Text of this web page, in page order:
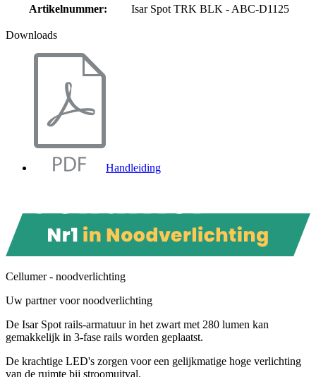
Artikelnummer: Isar Spot TRK BLK - ABC-D1125
Downloads
Handleiding
Cellumer - noodverlichting
Uw partner voor noodverlichting
De Isar Spot rails-armatuur in het zwart met 280 lumen kan
gemakkelijk in 3-fase rails worden geplaatst.
De krachtige LED's zorgen voor een gelijkmatige hoge verlichting
van de ruimte bij stroomuitval.